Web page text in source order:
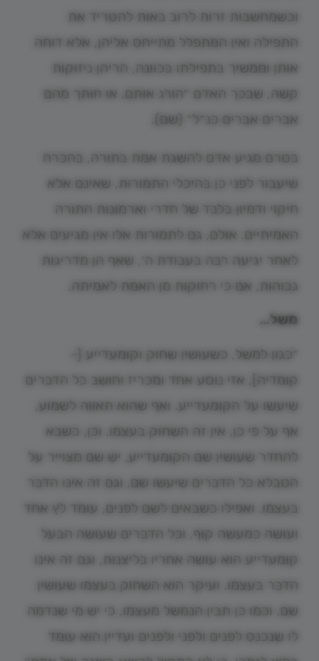
וכשמחשבות זרות לרוב באות להטריד את
התפילה ואין המתפלל מתייחס אליהן, אלא דוחה
אותן וממשיך בתפילתו בכוונה, הריהן ניזוקות
קשה, שבכך האדם ״הורג אותם, או חותך מהם
אברים אברים כנ״ל״ (שם).
בטרם מגיע אדם להשגת אמת בתורה, בהכרח
שיעבור לפני כן בהיכלי התמורות, שאינם אלא
חיקוי ודמיון בלבד של חדרי וארמונות התורה
האמיתיים. אולם, גם לתמורות אלו אין מגיעים אלא
לאחר יגיעה רבה בעבודת ה׳, שאף הן מדריגות
גבוהות, אם כי רחוקות מן האמת לאמיתה.
משל…
״כגון למשל, כשעושין שחוק וקומעדייע [-
קומדיה], אזי נוסע אחד ומכריז וחושב כל הדברים
שיעשו על הקומעדייע. ואף שהוא תאווה לשמוע,
אף על פי כן, אין זה השחוק בעצמו. וכן, כשבא
להחדר שעושין שם הקומעדייע, יש שם מצוייר על
הטבלא כל הדברים שיעשו שם, וגם זה אינו הדבר
בעצמו. ואפילו כשבאים לשם לפנים, עומד לץ אחד
ועושה כמעשה קוף, וכל הדברים שעושה הבעל
קומעדייע הוא עושה אחריו בליצנות, וגם זה אינו
הדבר בעצמו. ועיקר הוא השחוק בעצמו שעושין
שם. וכמו כן תבין הנמשל מעצמו, כי יש מי שנדמה
לו שנכנס לפנים ולפני ולפנים ועדיין הוא עומד